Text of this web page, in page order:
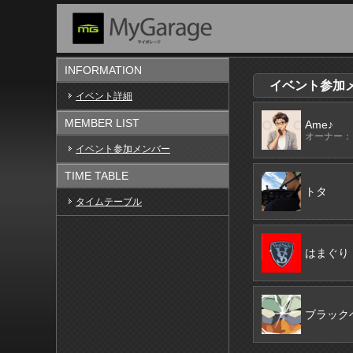
INFORMATION
イベント詳細
MEMBER LIST
イベント参加メンバー
TIME TABLE
タイムテーブル
イベント参加
Ame♪
オーナー
トタ
はまぐり
ブラック